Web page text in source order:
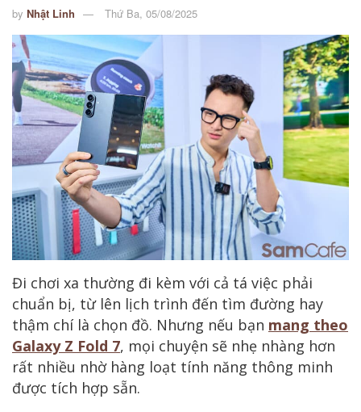
by Nhật Linh Thứ Ba, 05/08/2025
Đi chơi xa thường đi kèm với cả tá việc phải
chuẩn bị, từ lên lịch trình đến tìm đường hay
thậm chí là chọn đồ. Nhưng nếu bạn mang theo
Galaxy Z Fold 7, mọi chuyện sẽ nhẹ nhàng hơn
rất nhiều nhờ hàng loạt tính năng thông minh
được tích hợp sẵn.